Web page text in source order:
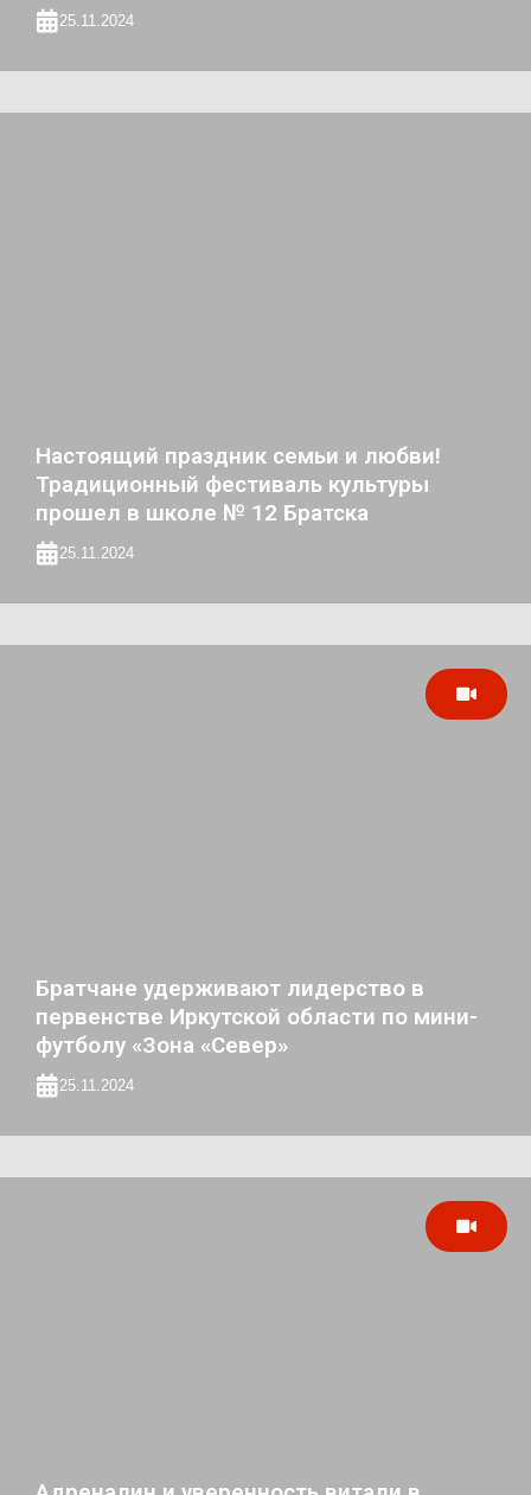
25.11.2024
Настоящий праздник семьи и любви!
Традиционный фестиваль культуры
прошел в школе № 12 Братска
25.11.2024
Братчане удерживают лидерство в
первенстве Иркутской области по мини-
футболу «Зона «Север»
25.11.2024